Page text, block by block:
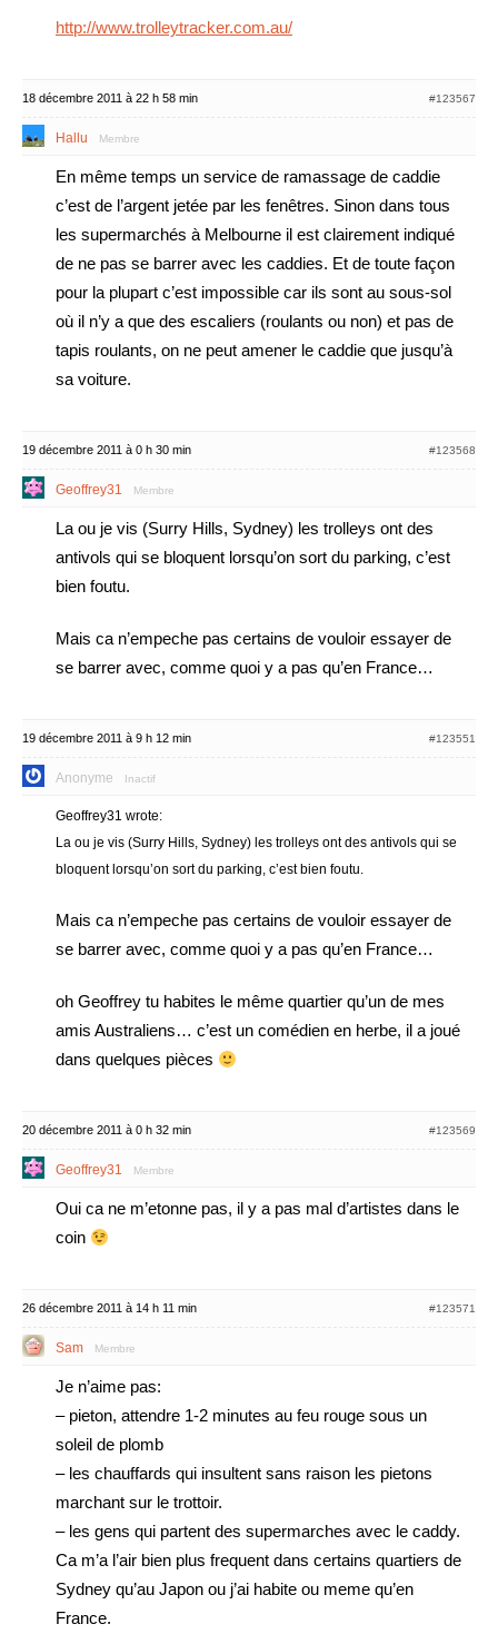
http://www.trolleytracker.com.au/
18 décembre 2011 à 22 h 58 min #123567
Hallu Membre
En même temps un service de ramassage de caddie
c’est de l’argent jetée par les fenêtres. Sinon dans tous
les supermarchés à Melbourne il est clairement indiqué
de ne pas se barrer avec les caddies. Et de toute façon
pour la plupart c’est impossible car ils sont au sous-sol
où il n’y a que des escaliers (roulants ou non) et pas de
tapis roulants, on ne peut amener le caddie que jusqu’à
sa voiture.
19 décembre 2011 à 0 h 30 min #123568
Geoffrey31 Membre
La ou je vis (Surry Hills, Sydney) les trolleys ont des
antivols qui se bloquent lorsqu’on sort du parking, c’est
bien foutu.
Mais ca n’empeche pas certains de vouloir essayer de
se barrer avec, comme quoi y a pas qu’en France…
19 décembre 2011 à 9 h 12 min #123551
Anonyme Inactif
Geoffrey31 wrote:
La ou je vis (Surry Hills, Sydney) les trolleys ont des antivols qui se
bloquent lorsqu’on sort du parking, c’est bien foutu.
Mais ca n’empeche pas certains de vouloir essayer de
se barrer avec, comme quoi y a pas qu’en France…
oh Geoffrey tu habites le même quartier qu’un de mes
amis Australiens… c’est un comédien en herbe, il a joué
dans quelques pièces
20 décembre 2011 à 0 h 32 min #123569
Geoffrey31 Membre
Oui ca ne m’etonne pas, il y a pas mal d’artistes dans le
coin
26 décembre 2011 à 14 h 11 min #123571
Sam Membre
Je n’aime pas:
– pieton, attendre 1-2 minutes au feu rouge sous un
soleil de plomb
– les chauffards qui insultent sans raison les pietons
marchant sur le trottoir.
– les gens qui partent des supermarches avec le caddy.
Ca m’a l’air bien plus frequent dans certains quartiers de
Sydney qu’au Japon ou j’ai habite ou meme qu’en
France.